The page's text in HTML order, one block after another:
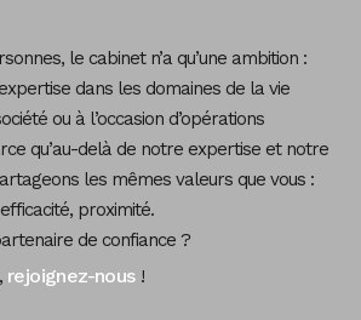
le cabinet n’a qu’une ambition :
dans les domaines de la vie
ou à l’occasion d’opérations
qu’au-delà de notre expertise et notre
les mêmes valeurs que vous :
proximité.
de confiance ?
rejoignez-nous!